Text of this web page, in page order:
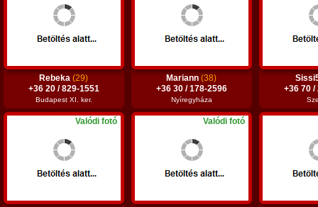
Rebeka(29)
+36 20 / 829-1551
Budapest XI. ker.
Mariann(38)
+36 30 / 178-2596
Nyíregyháza
+36 70 /
Valódi fotó Valódi fotó